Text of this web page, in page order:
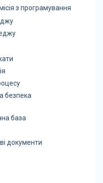
з програмування
безпека
база
документи